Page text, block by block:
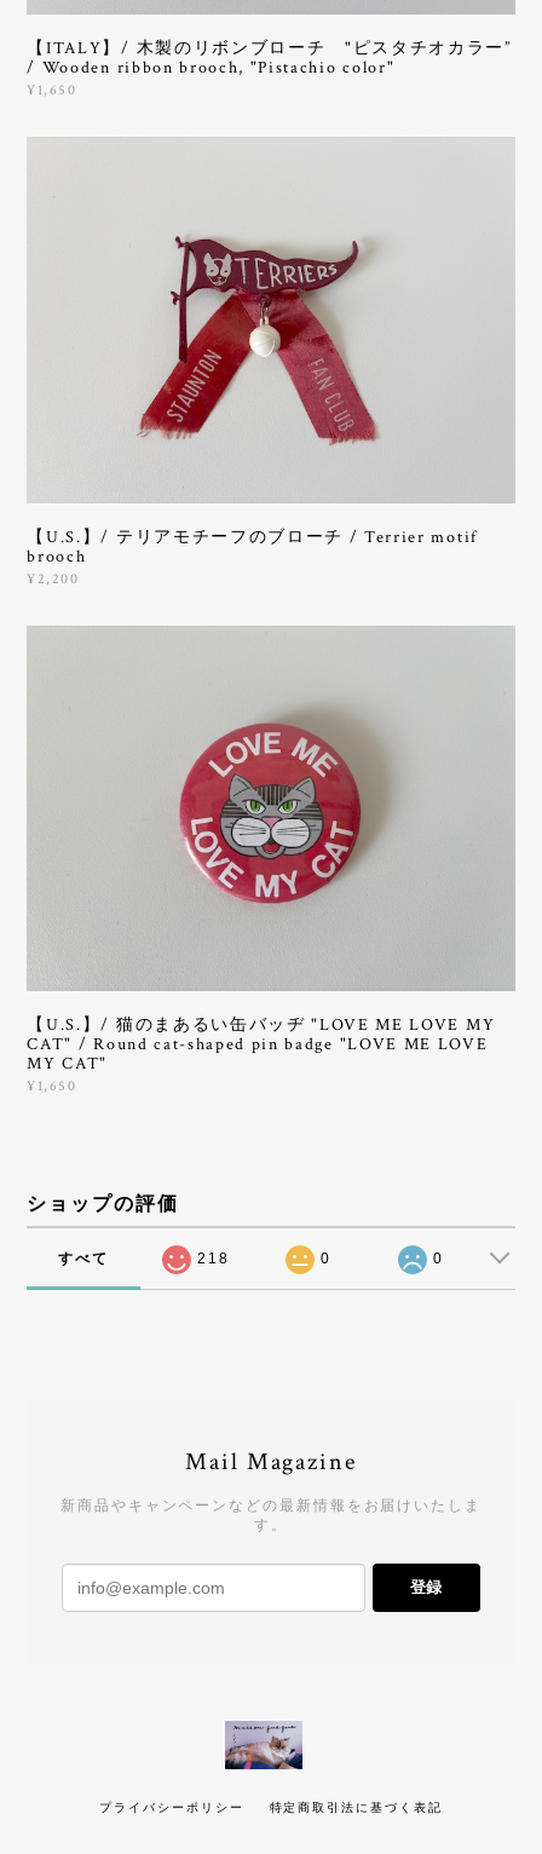
【ITALY】/ 木製のリボンブローチ "ピスタチオカラー”
/ Wooden ribbon brooch, "Pistachio color"
¥1,650
【U.S.】/ テリアモチーフのブローチ / Terrier motif
brooch
¥2,200
【U.S.】/ 猫のまあるい缶バッヂ "LOVE ME LOVE MY
CAT" / Round cat-shaped pin badge "LOVE ME LOVE
MY CAT"
¥1,650
ショップの評価
すべて 218 0 0
Mail Magazine
新商品やキャンペーンなどの最新情報をお届けいたしま
す。
登録
プライバシーポリシー 特定商取引法に基づく表記